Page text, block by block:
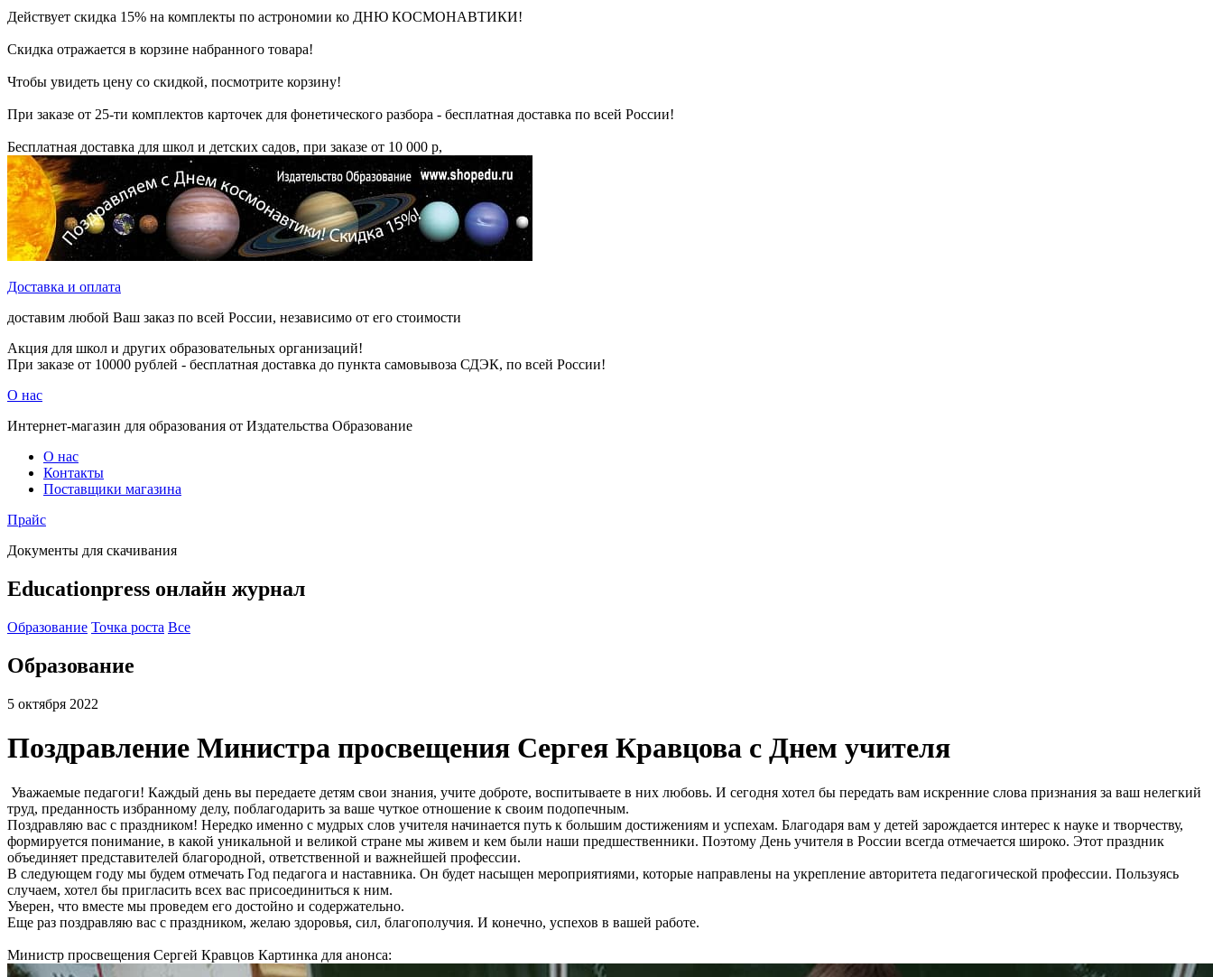
Действует скидка 15% на комплекты по астрономии ко ДНЮ КОСМОНАВТИКИ!
Скидка отражается в корзине набранного товара!
Чтобы увидеть цену со скидкой, посмотрите корзину!
При заказе от 25-ти комплектов карточек для фонетического разбора - бесплатная доставка по всей России!
Бесплатная доставка для школ и детских садов, при заказе от 10 000 р,
Доставка и оплата
доставим любой Ваш заказ по всей России, независимо от его стоимости
Акция для школ и других образовательных организаций!
При заказе от 10000 рублей - бесплатная доставка до пункта самовывоза СДЭК, по всей России!
О нас
Интернет-магазин для образования от Издательства Образование
О нас
Контакты
Поставщики магазина
Прайс
Документы для скачивания
Educationpress онлайн журнал
Образование Точка роста Все
Образование
5 октября 2022
Поздравление Министра просвещения Сергея Кравцова с Днем учителя
Уважаемые педагоги! Каждый день вы передаете детям свои знания, учите доброте, воспитываете в них любовь. И сегодня хотел бы передать вам искренние слова признания за ваш нелегкий
труд, преданность избранному делу, поблагодарить за ваше чуткое отношение к своим подопечным.
Поздравляю вас с праздником! Нередко именно с мудрых слов учителя начинается путь к большим достижениям и успехам. Благодаря вам у детей зарождается интерес к науке и творчеству,
формируется понимание, в какой уникальной и великой стране мы живем и кем были наши предшественники. Поэтому День учителя в России всегда отмечается широко. Этот праздник
объединяет представителей благородной, ответственной и важнейшей профессии.
В следующем году мы будем отмечать Год педагога и наставника. Он будет насыщен мероприятиями, которые направлены на укрепление авторитета педагогической профессии. Пользуясь
случаем, хотел бы пригласить всех вас присоединиться к ним.
Уверен, что вместе мы проведем его достойно и содержательно.
Еще раз поздравляю вас с праздником, желаю здоровья, сил, благополучия. И конечно, успехов в вашей работе.
Министр просвещения Сергей Кравцов Картинка для анонса: